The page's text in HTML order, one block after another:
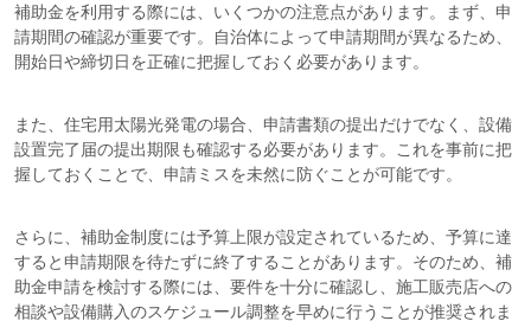
補助金を利用する際には、いくつかの注意点があります。まず、申
請期間の確認が重要です。自治体によって申請期間が異なるため、
開始日や締切日を正確に把握しておく必要があります。
また、住宅用太陽光発電の場合、申請書類の提出だけでなく、設備
設置完了届の提出期限も確認する必要があります。これを事前に把
握しておくことで、申請ミスを未然に防ぐことが可能です。
さらに、補助金制度には予算上限が設定されているため、予算に達
すると申請期限を待たずに終了することがあります。そのため、補
助金申請を検討する際には、要件を十分に確認し、施工販売店への
相談や設備購入のスケジュール調整を早めに行うことが推奨されま